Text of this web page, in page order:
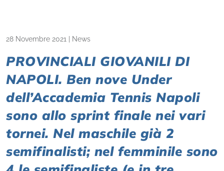
28 Novembre 2021 News
PROVINCIALI GIOVANILI DI
NAPOLI. Ben nove Under
dell’Accademia Tennis Napoli
sono allo sprint finale nei vari
tornei. Nel maschile già 2
semifinalisti; nel femminile sono